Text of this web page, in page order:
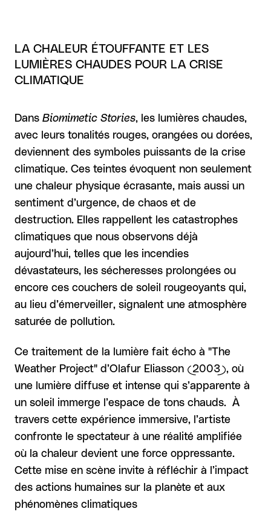
LA CHALEUR ÉTOUFFANTE ET LES
LUMIÈRES CHAUDES POUR LA CRISE
CLIMATIQUE
Dans Biomimetic Stories, les lumières chaudes,
avec leurs tonalités rouges, orangées ou dorées,
deviennent des symboles puissants de la crise
climatique. Ces teintes évoquent non seulement
une chaleur physique écrasante, mais aussi un
sentiment d’urgence, de chaos et de
destruction. Elles rappellent les catastrophes
climatiques que nous observons déjà
aujourd’hui, telles que les incendies
dévastateurs, les sécheresses prolongées ou
encore ces couchers de soleil rougeoyants qui,
au lieu d’émerveiller, signalent une atmosphère
saturée de pollution.
Ce traitement de la lumière fait écho à "The
Weather Project" d’Olafur Eliasson (2003), où
une lumière diffuse et intense qui s’apparente à
un soleil immerge l’espace de tons chauds. À
travers cette expérience immersive, l’artiste
confronte le spectateur à une réalité amplifiée
où la chaleur devient une force oppressante.
Cette mise en scène invite à réfléchir à l’impact
des actions humaines sur la planète et aux
phénomènes climatiques